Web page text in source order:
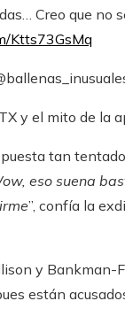
Creo que no
Ktts73GsMq
y el mito de la
tan
eso suena
”, confía la
y
están